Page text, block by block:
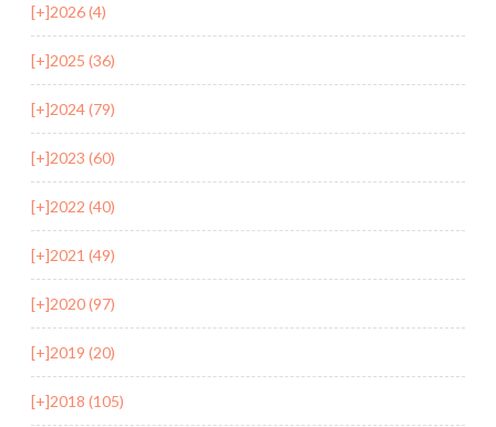
[+]2026 (4)
[+]2025 (36)
[+]2024 (79)
[+]2023 (60)
[+]2022 (40)
[+]2021 (49)
[+]2020 (97)
[+]2019 (20)
[+]2018 (105)